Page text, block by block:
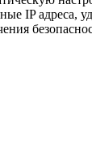
IP адреса,